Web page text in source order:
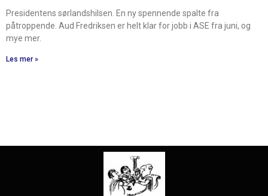
Presidentens sørlandshilsen. En ny spennende spalte fra
påtroppende. Aud Fredriksen er helt klar for jobb i ASE fra juni, og
mye mer.
Les mer »